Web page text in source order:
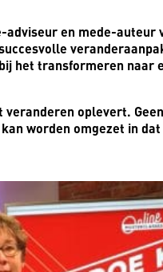
en mede-auteur
het transformeren naar
veranderen oplevert.
worden omgezet in